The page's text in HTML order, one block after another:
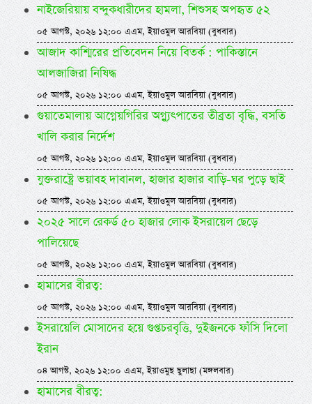
নাইজেরিয়ায় বন্দুকধারীদের হামলা, শিশুসহ অপহৃত ৫২
০৫ আগস্ট, ২০২৬ ১২:০০ এএম, ইয়াওমুল আরবিয়া (বুধবার)
আজাদ কাশ্মিরের প্রতিবেদন নিয়ে বিতর্ক : পাকিস্তানে
আলজাজিরা নিষিদ্ধ
০৫ আগস্ট, ২০২৬ ১২:০০ এএম, ইয়াওমুল আরবিয়া (বুধবার)
গুয়াতেমালায় আগ্নেয়গিরির অগ্ন্যুৎপাতের তীব্রতা বৃদ্ধি, বসতি
খালি করার নির্দেশ
০৫ আগস্ট, ২০২৬ ১২:০০ এএম, ইয়াওমুল আরবিয়া (বুধবার)
যুক্তরাষ্ট্রে ভয়াবহ দাবানল, হাজার হাজার বাড়ি-ঘর পুড়ে ছাই
০৫ আগস্ট, ২০২৬ ১২:০০ এএম, ইয়াওমুল আরবিয়া (বুধবার)
২০২৫ সালে রেকর্ড ৫০ হাজার লোক ইসরায়েল ছেড়ে
পালিয়েছে
০৫ আগস্ট, ২০২৬ ১২:০০ এএম, ইয়াওমুল আরবিয়া (বুধবার)
হামাসের বীরত্ব:
০৫ আগস্ট, ২০২৬ ১২:০০ এএম, ইয়াওমুল আরবিয়া (বুধবার)
ইসরায়েলি মোসাদের হয়ে গুপ্তচরবৃত্তি, দুইজনকে ফাঁসি দিলো
ইরান
০৪ আগস্ট, ২০২৬ ১২:০০ এএম, ইয়াওমুছ ছুলাছা (মঙ্গলবার)
হামাসের বীরত্ব: